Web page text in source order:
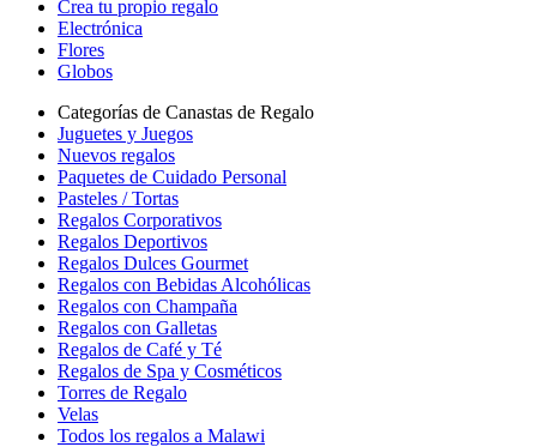
Crea tu propio regalo
Electrónica
Flores
Globos
Categorías de Canastas de Regalo
Juguetes y Juegos
Nuevos regalos
Paquetes de Cuidado Personal
Pasteles / Tortas
Regalos Corporativos
Regalos Deportivos
Regalos Dulces Gourmet
Regalos con Bebidas Alcohólicas
Regalos con Champaña
Regalos con Galletas
Regalos de Café y Té
Regalos de Spa y Cosméticos
Torres de Regalo
Velas
Todos los regalos a Malawi